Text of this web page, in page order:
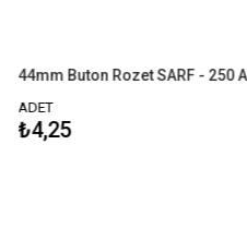
44mm Buton Rozet SARF - 250 Adet
ADET
₺4,25